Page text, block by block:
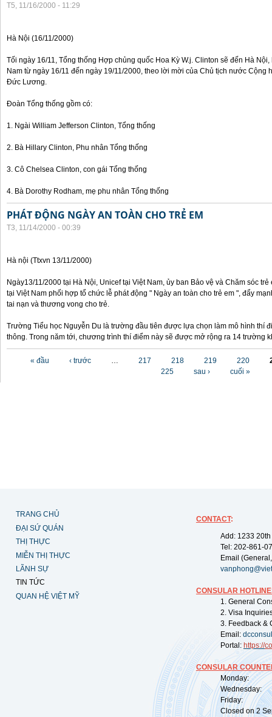
T5, 11/16/2000 - 11:29
Hà Nội (16/11/2000)
Tối ngày 16/11, Tổng thống Hợp chủng quốc Hoa Kỳ W.j. Clinton sẽ đến Hà
Nam từ ngày 16/11 đến ngày 19/11/2000, theo lời mời của Chủ tịch nước Cộng
Đức Lương.
Đoàn Tổng thống gồm có:
1. Ngài William Jefferson Clinton, Tổng thống
2. Bà Hillary Clinton, Phu nhân Tổng thống
3. Cô Chelsea Clinton, con gái Tổng thống
4. Bà Dorothy Rodham, mẹ phu nhân Tổng thống
PHÁT ĐỘNG NGÀY AN TOÀN CHO TRẺ EM
T3, 11/14/2000 - 00:39
Hà nội (Ttxvn 13/11/2000)
Ngày13/11/2000 tại Hà Nội, Unicef tại Việt Nam, ủy ban Bảo vệ và Chăm sóc
tại Việt Nam phối hợp tổ chức lễ phát động " Ngày an toàn cho trẻ em ", đẩy
tai nạn và thương vong cho trẻ.
Trường Tiểu học Nguyễn Du là trường đầu tiên được lựa chọn làm mô hình thí
thông. Trong năm tới, chương trình thí điểm này sẽ được mở rộng ra 14 trường
« đầu ‹ trước … 217 218 219 220
225
sau › cuối »
TRANG CHỦ
ĐẠI SỨ QUÁN
THỊ THỰC
MIỄN THỊ THỰC
LÃNH SỰ
TIN TỨC
QUAN HỆ VIỆT MỸ
CONTACT:
Add: 1233
Tel: 202-861-
Email
CONSULAR
1. General
2. Visa
3. Feedback &
Email:
Portal: https://
CONSULAR
Monday:
Wednesday:
Friday:
Closed on 2